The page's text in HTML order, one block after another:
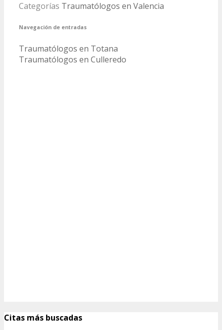
Categorías Traumatólogos en Valencia
Navegación de entradas
Traumatólogos en Totana
Traumatólogos en Culleredo
Citas más buscadas